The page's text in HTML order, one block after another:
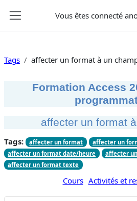
Vous êtes connecté
Tags affecter un format à un
Formation Access
affecter un format
Tags: affecter un format
affecter un
affecter un format date/heure
affecter
affecter un format texte
Cours Activités et